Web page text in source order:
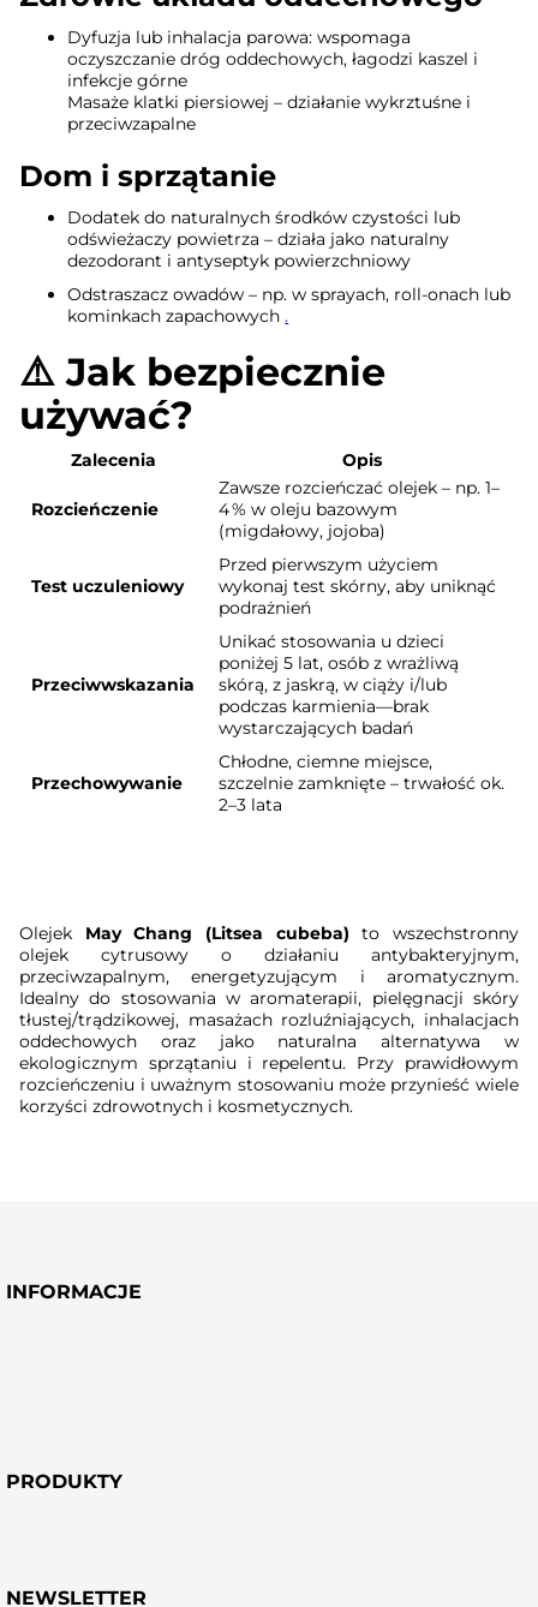
Dyfuzja lub inhalacja parowa: wspomaga
oczyszczanie dróg oddechowych, łagodzi kaszel i
infekcje górne
Masaże klatki piersiowej – działanie wykrztuśne i
przeciwzapalne
Dom i sprzątanie
Dodatek do naturalnych środków czystości lub
odświeżaczy powietrza – działa jako naturalny
dezodorant i antyseptyk powierzchniowy
Odstraszacz owadów – np. w sprayach, roll-onach lub
kominkach zapachowych .
⚠️ Jak bezpiecznie
używać?
Zalecenia Opis
Rozcieńczenie
Zawsze rozcieńczać olejek – np. 1–
4 % w oleju bazowym
(migdałowy, jojoba)
Test uczuleniowy
Przed pierwszym użyciem
wykonaj test skórny, aby uniknąć
podrażnień
Przeciwwskazania
Unikać stosowania u dzieci
poniżej 5 lat, osób z wrażliwą
skórą, z jaskrą, w ciąży i/lub
podczas karmienia—brak
wystarczających badań
Przechowywanie
Chłodne, ciemne miejsce,
szczelnie zamknięte – trwałość ok.
2–3 lata
Olejek May Chang (Litsea cubeba) to wszechstronny
olejek cytrusowy o działaniu antybakteryjnym,
przeciwzapalnym, energetyzującym i aromatycznym.
Idealny do stosowania w aromaterapii, pielęgnacji skóry
tłustej/trądzikowej, masażach rozluźniających, inhalacjach
oddechowych oraz jako naturalna alternatywa w
ekologicznym sprzątaniu i repelentu. Przy prawidłowym
rozcieńczeniu i uważnym stosowaniu może przynieść wiele
korzyści zdrowotnych i kosmetycznych.
INFORMACJE
PRODUKTY
NEWSLETTER